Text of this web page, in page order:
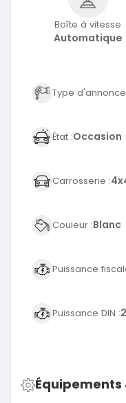
Boîte à vitesse
Automatique
Type
État :Occasion
Carrosserie :
Couleur :Blanc
Puissance
Puissance DIN :
Équipements